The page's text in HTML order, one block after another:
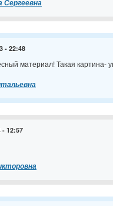
- 22:48
материал! Такая картина-
- 12:57